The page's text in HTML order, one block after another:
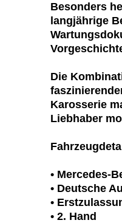
Besonders
langjährige
Die
Karosserie
Liebhaber
• Mercedes-
• Deutsche
•
• 2. Hand